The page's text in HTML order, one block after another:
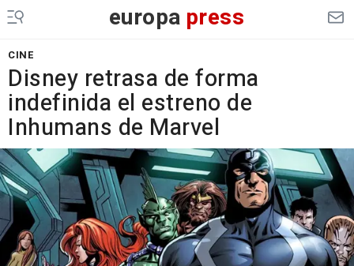
europa press
CINE
Disney retrasa de forma
indefinida el estreno de
Inhumans de Marvel